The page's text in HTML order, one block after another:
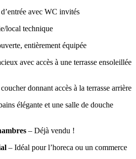
avec WC invités
local technique
entièrement équipée
avec accès à une terrasse ensoleillée
donnant accès à la terrasse arrière
élégante et une salle de douche
– Déjà vendu !
– Idéal pour l’horeca ou un commerce